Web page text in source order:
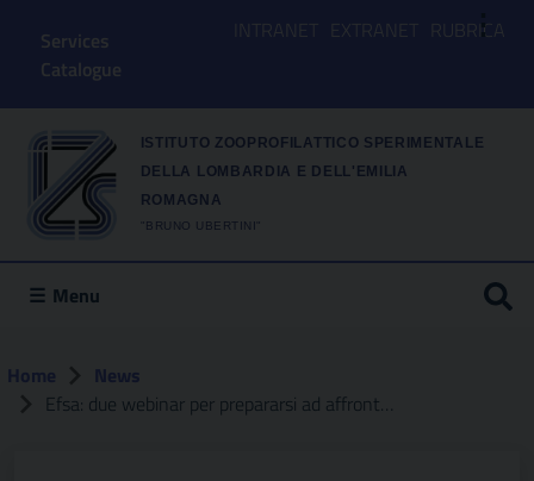
⋮
Services
Catalogue
INTRANET EXTRANET RUBRICA
ISTITUTO ZOOPROFILATTICO SPERIMENTALE
DELLA LOMBARDIA E DELL'EMILIA
ROMAGNA
"BRUNO UBERTINI"
Menu
Home
News
Efsa: due webinar per prepararsi ad affrontare efficacemente l’influenza aviare